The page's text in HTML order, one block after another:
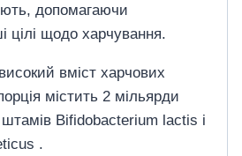
допомагаючи
цілі щодо харчування.
вміст харчових
містить 2 мільярди
штамів Bifidobacterium lactis і
.